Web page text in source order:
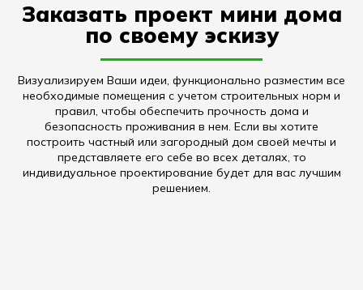
Заказать проект мини дома
по своему эскизу
Визуализируем Ваши идеи, функционально разместим все
необходимые помещения с учетом строительных норм и
правил, чтобы обеспечить прочность дома и
безопасность проживания в нем. Если вы хотите
построить частный или загородный дом своей мечты и
представляете его себе во всех деталях, то
индивидуальное проектирование будет для вас лучшим
решением.